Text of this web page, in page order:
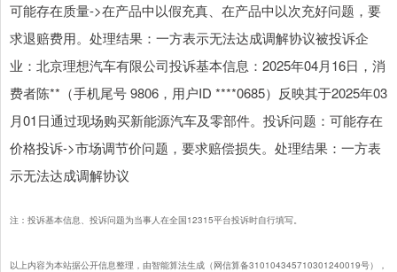
可能存在质量->在产品中以假充真、在产品中以次充好问题，要
求退赔费用。处理结果：一方表示无法达成调解协议被投诉企
业：北京理想汽车有限公司投诉基本信息：2025年04月16日，消
费者陈**（手机尾号 9806，用户ID ****0685）反映其于2025年03
月01日通过现场购买新能源汽车及零部件。投诉问题：可能存在
价格投诉->市场调节价问题，要求赔偿损失。处理结果：一方表
示无法达成调解协议
注：投诉基本信息、投诉问题为当事人在全国12315平台投诉时自行填写。
以上内容为本站据公开信息整理，由智能算法生成（网信算备310104345710301240019号），